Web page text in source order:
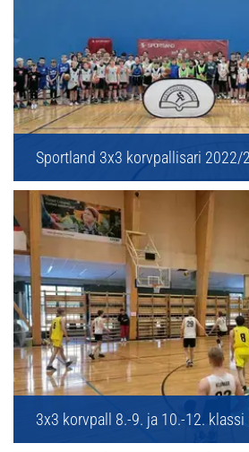
Sportland 3x3 korvpallisari 2022/
3x3 korvpall 8.-9. ja 10.-12.